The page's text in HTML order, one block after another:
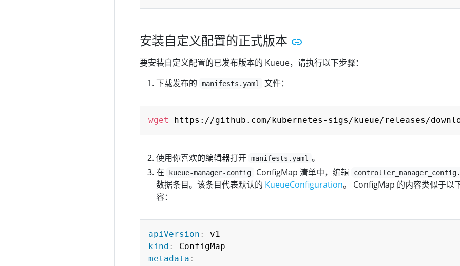
安装自定义配置的正式版本
要安装自定义配置的已发布版本的 Kueue，请执行以下步骤：
下载发布的
manifests.yaml 文件：
wget
使用你喜欢的编辑器打开 manifests.yaml 。
在
kueue-manager-config ConfigMap 清单中，编辑
数据条目。该条目代表默认的 KueueConfiguration。 ConfigMap 的内容类似于以
容：
apiVersion :
kind :
metadata :